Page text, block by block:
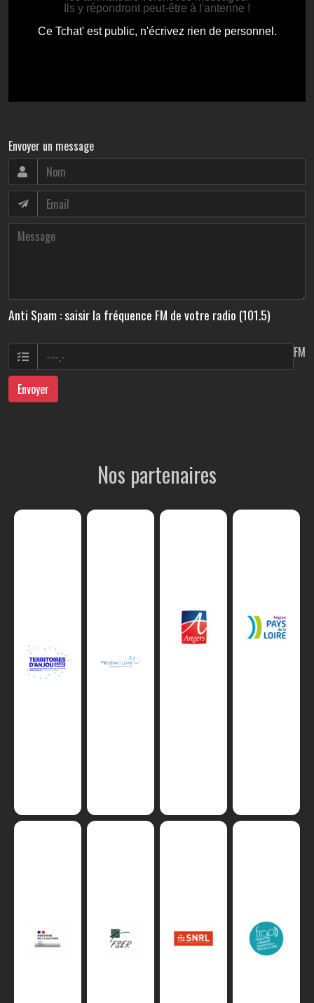
Envoyer un message
Anti Spam : saisir la fréquence FM de votre radio (101.5)
FM
Envoyer
Nos partenaires